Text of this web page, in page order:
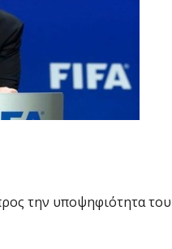
την υποψηφιότητα του